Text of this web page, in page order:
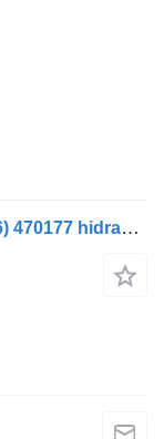
Scania 4-Series bus K124 (01.96-12.06) 470177 hidrauliskais sūknis paredzēts Scania 4-series bus (1995-2006) autobusa